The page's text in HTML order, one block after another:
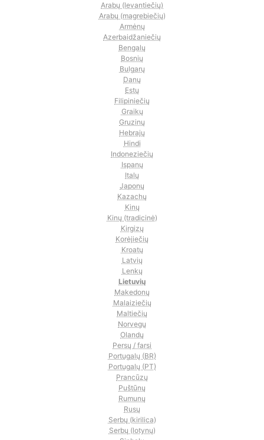
Arabų (levantiečių)
Arabų (magrebiečių)
Armėnų
Azerbaidžaniečių
Bengalų
Bosnių
Bulgarų
Danų
Estų
Filipiniečių
Graikų
Gruzinų
Hebrajų
Hindi
Indoneziečių
Ispanų
Italų
Japonų
Kazachų
Kinų
Kinų (tradicinė)
Kirgizų
Korėjiečių
Kroatų
Latvių
Lenkų
Lietuvių
Makedonų
Malaiziečių
Maltiečių
Norvegų
Olandų
Persų / farsi
Portugalų (BR)
Portugalų (PT)
Prancūzų
Puštūnų
Rumunų
Rusų
Serbų (kirilica)
Serbų (lotynų)